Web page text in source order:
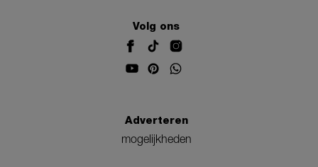
Volg ons
Adverteren
mogelijkheden